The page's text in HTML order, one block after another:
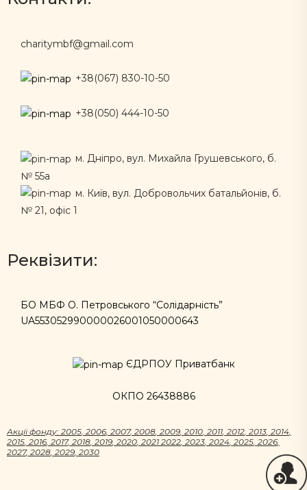
charitymbf@gmail.com
+38(067) 830-10-50
+38(050) 444-10-50
м. Дніпро, вул. Михайла Грушевського, б.
№ 55а
м. Київ, вул. Добровольчих батальйонів, б.
№ 21, офіс 1
Реквізити:
БО МБФ О. Петровського “Солідарність”
UA553052990000026001050000643
ЄДРПОУ Приватбанк
ОКПО 26438886
Акцii фонду: 2005, 2006, 2007, 2008, 2009, 2010, 2011, 2012, 2013, 2014,
2015, 2016, 2017, 2018, 2019, 2020, 2021 2022, 2023, 2024, 2025, 2026,
2027, 2028, 2029, 2030